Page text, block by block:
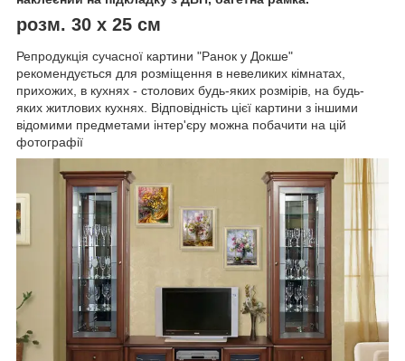
розм. 30 х 25 см
Репродукція сучасної картини "Ранок у Докше"
рекомендується для розміщення в невеликих кімнатах,
прихожих, в кухнях - столових будь-яких розмірів, на будь-
яких житлових кухнях. Відповідність цієї картини з іншими
відомими предметами інтер'єру можна побачити на цій
фотографії